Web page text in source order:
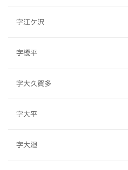
字江ケ沢
字榎平
字大久賀多
字大平
字大廻